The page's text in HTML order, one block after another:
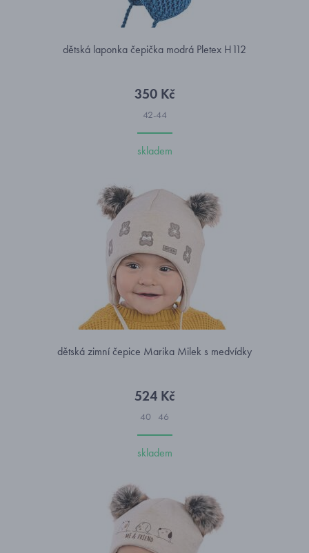
dětská laponka čepička modrá Pletex H112
350 Kč
42-44
skladem
dětská zimní čepice Marika Milek s medvídky
524 Kč
40 46
skladem